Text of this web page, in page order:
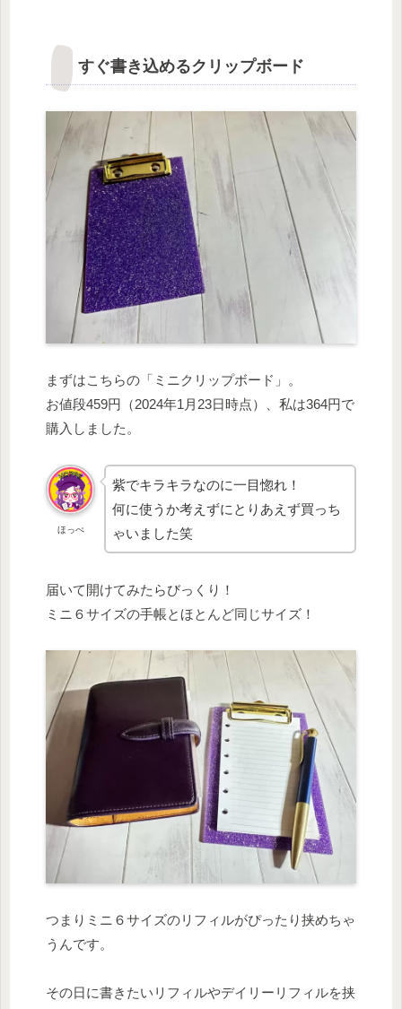
すぐ書き込めるクリップボード
まずはこちらの「ミニクリップボード」。
お値段459円（2024年1月23日時点）、私は364円で
購入しました。
ほっぺ
紫でキラキラなのに一目惚れ！
何に使うか考えずにとりあえず買っち
ゃいました笑
届いて開けてみたらびっくり！
ミニ６サイズの手帳とほとんど同じサイズ！
つまりミニ６サイズのリフィルがぴったり挟めちゃ
うんです。
その日に書きたいリフィルやデイリーリフィルを挟